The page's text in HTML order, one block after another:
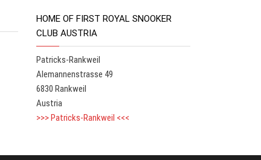
HOME OF FIRST ROYAL SNOOKER
CLUB AUSTRIA
Patricks-Rankweil
Alemannenstrasse 49
6830 Rankweil
Austria
>>> Patricks-Rankweil <<<